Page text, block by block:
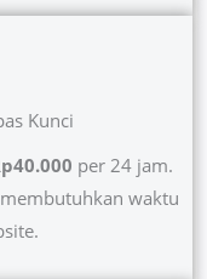
Kunci
per 24 jam.
waktu